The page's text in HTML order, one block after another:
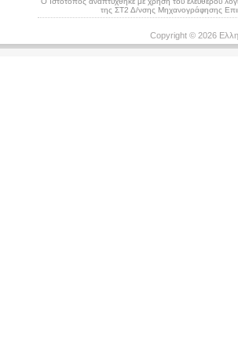
της ΣΤ2 Δ/νσης Μηχανογράφησης
Copyright © 2026